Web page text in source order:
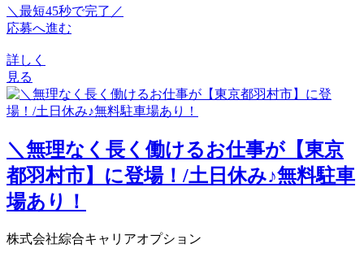
＼最短45秒で完了／
応募へ進む
詳しく
見る
＼無理なく長く働けるお仕事が【東京
都羽村市】に登場！/土日休み♪無料駐車
場あり！
株式会社綜合キャリアオプション